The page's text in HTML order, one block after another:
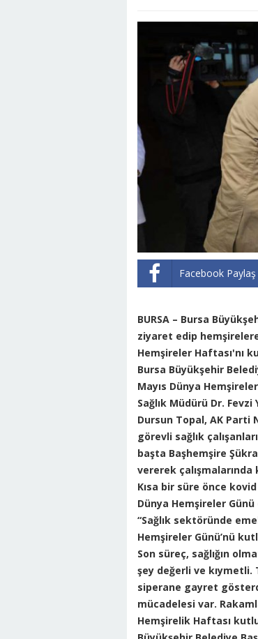
Facebook Paylaş
BURSA – Bursa
ziyaret edip
Hemşireler Haftası'nı
Bursa Büyükşehir
Mayıs Dünya
Sağlık Müdürü Dr.
Dursun Topal, AK Parti
görevli sağlık
başta Başhemşire
vererek çalışmalarında
Kısa bir süre önce
Dünya Hemşireler
“Sağlık sektöründe
Hemşireler Günü’nü
Son süreç, sağlığın
şey değerli ve kıymetli.
siperane gayret
mücadelesi var.
Hemşirelik Haftası